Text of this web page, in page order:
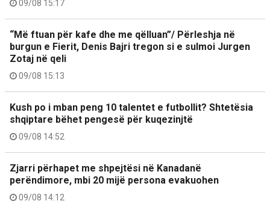
09/08 15:17
“Më ftuan për kafe dhe me qëlluan”/ Përleshja në
burgun e Fierit, Denis Bajri tregon si e sulmoi Jurgen
Zotaj në qeli
09/08 15:13
Kush po i mban peng 10 talentet e futbollit? Shtetësia
shqiptare bëhet pengesë për kuqezinjtë
09/08 14:52
Zjarri përhapet me shpejtësi në Kanadanë
perëndimore, mbi 20 mijë persona evakuohen
09/08 14:12